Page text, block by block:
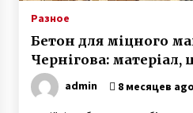
Разное
Бетон для міцного
Чернігова: матеріал,
admin 8 месяцев ago